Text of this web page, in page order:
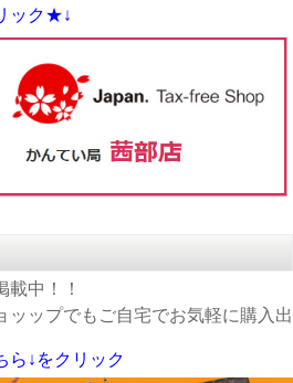
ック★↓
中！！
ッップでもご自宅でお気軽に購入出
ら↓をクリック